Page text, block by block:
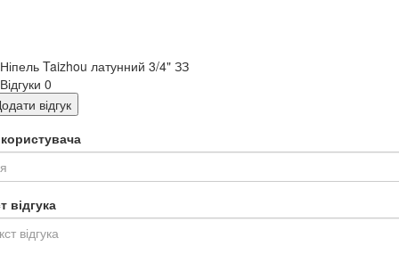
Ніпель Taizhou латунний 3/4" ЗЗ
Відгуки 0
відгук
відгука